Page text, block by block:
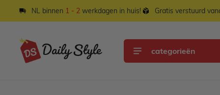
Ga naar de inhoud
NL binnen 1 - 2 werkdagen in huis! Gratis verstuurd
categorieën